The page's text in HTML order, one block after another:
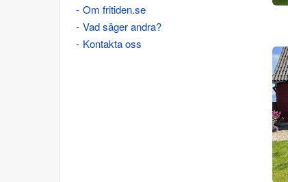
Om fritiden.se
Vad säger andra?
Kontakta oss